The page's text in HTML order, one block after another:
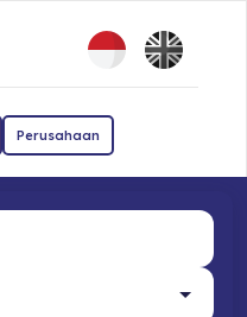
Perusahaan